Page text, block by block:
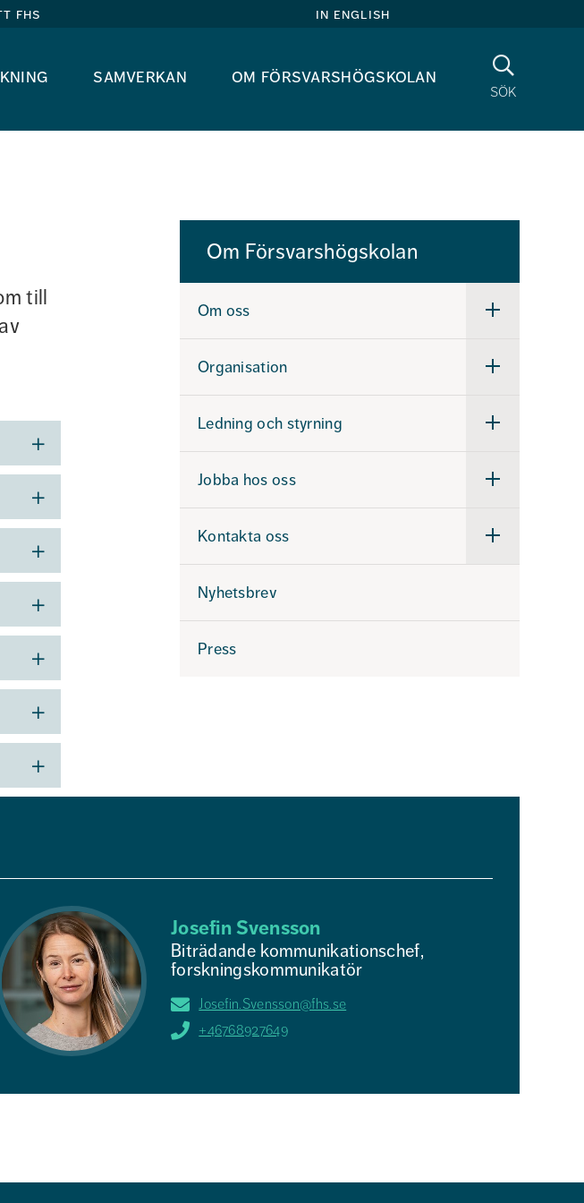
fhs in english
samverkan om försvarshögskolan
sök
Sök
till
Om Försvarshögskolan
Om oss
Undermeny
oss
Organisation
Undermeny
Ledning och styrning
Undermeny
och
styrning
Jobba hos oss
Undermeny
hos
oss
Kontakta oss
Undermeny
Kontakta
Nyhetsbrev
Press
Josefin Svensson
Biträdande kommunikationschef,
forskningskommunikatör
Josefin.Svensson@fhs.se
+46768927649